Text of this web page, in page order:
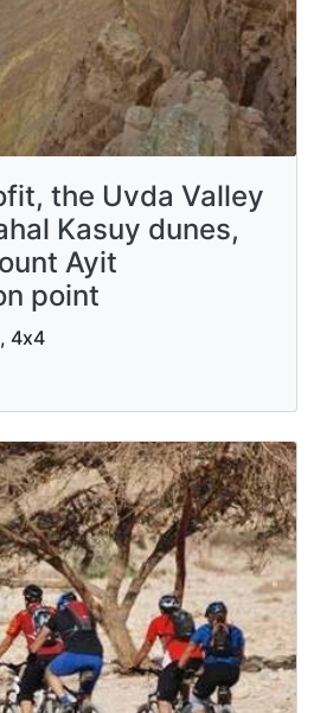
the Uvda Valley
Kasuy dunes,
Ayit
point
4x4